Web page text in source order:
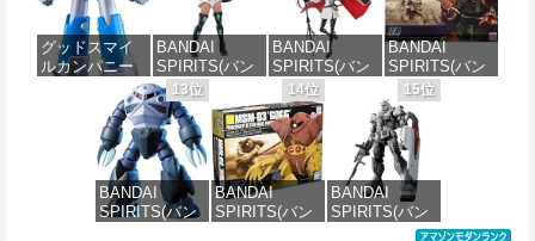
分け済みプラ
モデル
価格：¥4,100
け済みプラモ
デル
価格：¥1,818
ムエアマスタ
ー 1/144スケー
ル 色分け済み
プラモデル
価格：¥3,782
星仕様) 1/144
スケール 色分
け済みプラモ
デル
価格：¥2,200
グッドスマイ
ルカンパニー
UFO戦士ダイ
MODEROID ダ
イアポロン 組
み立て式プラ
モデル ノンス
ケール 全高約
BANDAI
SPIRITS(バン
ダイスピリッ
ツ) 30MS SIS-
H00 セスティ
エ[カラーC] 色
分け済みプラ
モデル
価格：¥4,500
BANDAI
SPIRITS(バン
ダイ スピリッ
ツ) 30MS
Fate/Grand
Order アルトリ
ア・キャスタ
ー 色分け済み
プラモデル
BANDAI
SPIRITS(バン
ダイ スピリッ
ツ) HGUC
1/144 ザクII
(ガルマ専用機)
(機動戦士ガン
ダム)
価格：¥2,500
13位
BANDAI
SPIRITS(バン
14位
BANDAI
SPIRITS(バン
15位
BANDAI
SPIRITS(バン
ダイスピリッ